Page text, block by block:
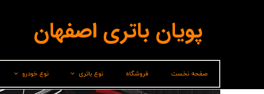
صفحه نخست فروشگاه نوع باتری نوع خودرو
پویان باتری اصفهان